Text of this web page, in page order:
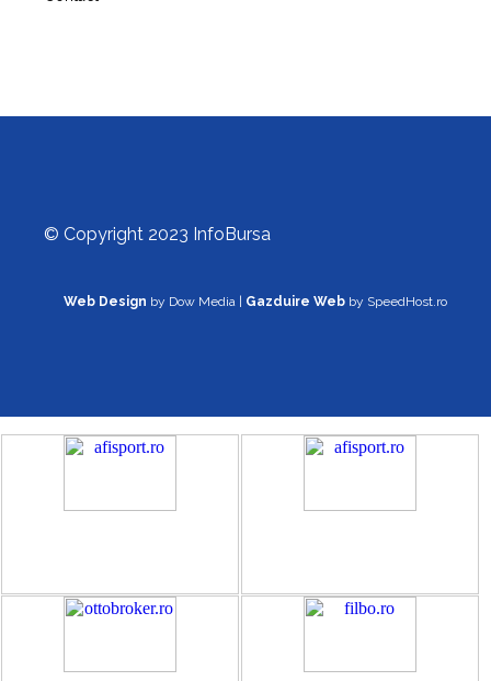
© Copyright 2023 InfoBursa
Web Design by Dow Media | Gazduire Web by SpeedHost.ro